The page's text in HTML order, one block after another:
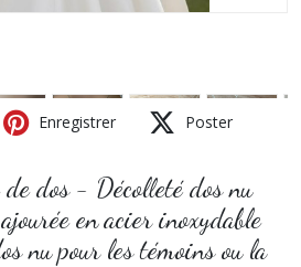
Enregistrer Poster
dos - Décolleté dos nu
en acier inoxydable
nu pour les témoins ou la